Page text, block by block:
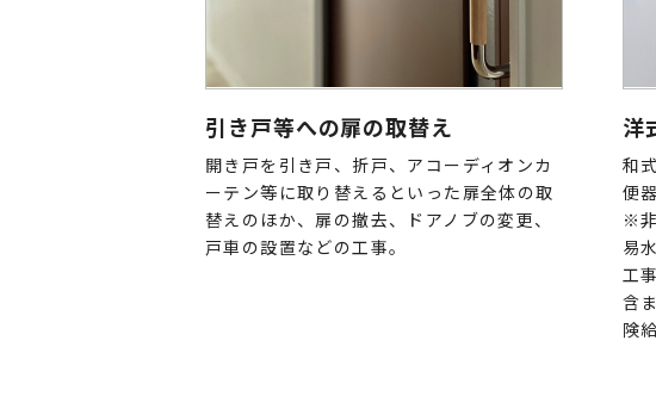
引き戸等への扉の取替え
開き戸を引き戸、折戸、アコーディオンカ
ーテン等に取り替えるといった扉全体の取
替えのほか、扉の撤去、ドアノブの変更、
戸車の設置などの工事。
洋
和
便
※
易
工
含
険